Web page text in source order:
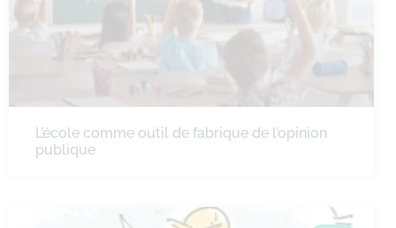
L’école comme outil de fabrique de l’opinion
publique